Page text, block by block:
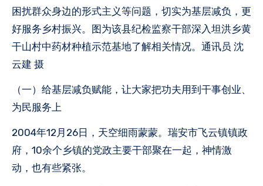
困扰群众身边的形式主义等问题，切实为基层减负，更
好服务乡村振兴。图为该县纪检监察干部深入坦洪乡黄
干山村中药材种植示范基地了解相关情况。通讯员 沈
云建 摄
（一）给基层减负赋能，让大家把功夫用到干事创业、
为民服务上
2004年12月26日，天空细雨蒙蒙。瑞安市飞云镇镇政
府，10余个乡镇的党政主要干部聚在一起，神情激
动，也有些紧张。